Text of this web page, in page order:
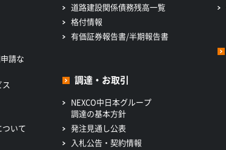
請な
いて
道路建設関係債務残高一覧
格付情報
有価証券報告書/半期報告書
調達・お取引
NEXCO中日本グループ
調達の基本方針
発注見通し公表
入札公告・契約情報